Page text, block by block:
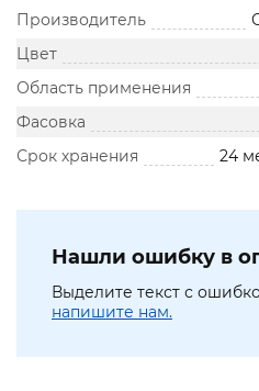
Производитель
Цвет
Область применения
Фасовка
Срок хранения
24
Нашли ошибку в
Выделите текст с
напишите нам.